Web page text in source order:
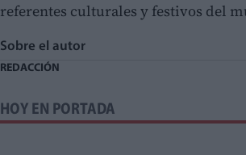
referentes culturales y festivos del
Sobre el autor
REDACCIÓN
HOY EN PORTADA